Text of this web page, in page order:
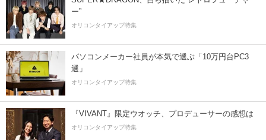
ー”
オリコンタイアップ特集
パソコンメーカー社員が本気で選ぶ「10万円台PC3
選」
オリコンタイアップ特集
『VIVANT』限定ウオッチ、プロデューサーの感想は
オリコンタイアップ特集